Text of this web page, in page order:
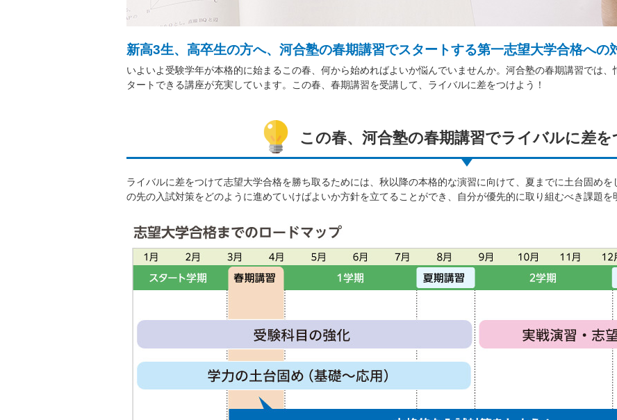
新高3生、高卒生の方へ、河合塾の春期講習でスタートする第一志望大学合格への
いよいよ受験学年が本格的に始まるこの春、何から始めればよいか悩んでいませんか。河合塾の春期講習では
タートできる講座が充実しています。この春、春期講習を受講して、ライバルに差をつけよう！
この春、河合塾の春期講習でライバルに差を
ライバルに差をつけて志望大学合格を勝ち取るためには、秋以降の本格的な演習に向けて、夏までに土台固め
の先の入試対策をどのように進めていけばよいか方針を立てることができ、自分が優先的に取り組むべき課題を